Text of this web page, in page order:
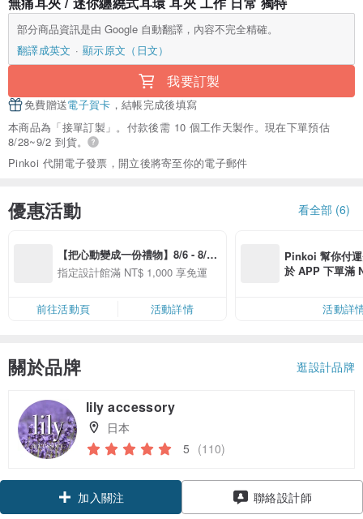
部分商品資訊是由 Google 自動翻譯，內容不完全精確。
翻譯成英文
顯示原文（日文）
我要訂製
免費贈送電子賀卡 ，結帳完成後填寫
本商品為「接單訂製」。付款後需 10 個工作天製作。現在下單預估
8/28~9/2 到貨。
Pinkoi 代開電子發票，開立後將寄至你的電子郵件
優惠活動 看全部 (6)
【把心動變成一份禮物】8/6 - 8/20
精選品牌全館滿 NT$1,000 免運
指定設計館滿 NT$ 1,000 享免運
前往活動頁 活動詳情
Pinkoi 幫你付
於 APP 下單滿
活動詳
關於品牌 逛設計品牌
lily accessory
日本
5 (110)
領優惠券
加入關注 聯絡設計師